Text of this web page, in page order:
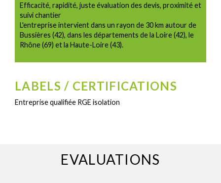
Efficacité, rapidité, juste évaluation des devis, proximité et
suivi chantier
L'entreprise intervient dans un rayon de 30 km autour de
Bussières (42), dans les départements de la Loire (42), le
Rhône (69) et la Haute-Loire (43).
LABELS / CERTIFICATIONS
Entreprise qualifiée RGE isolation
EVALUATIONS